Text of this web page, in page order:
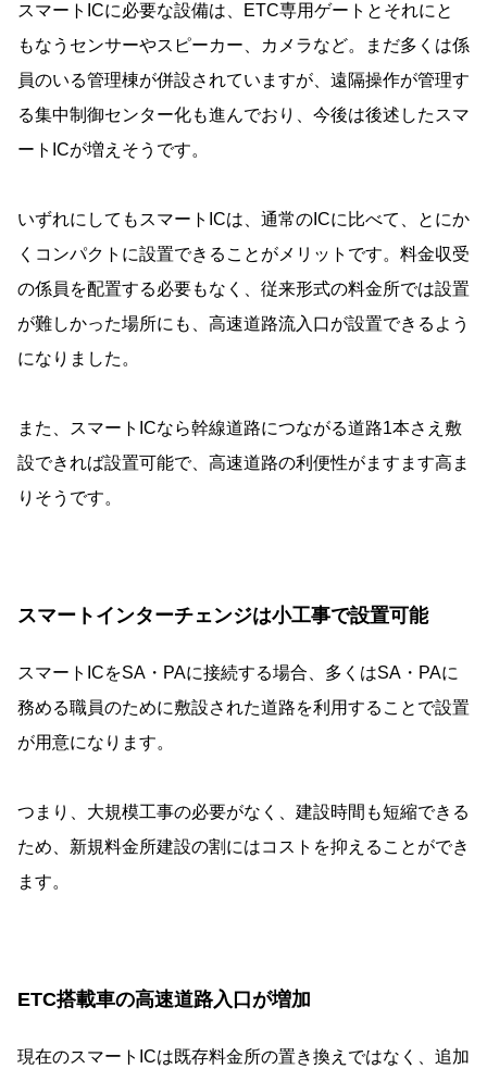
スマートICに必要な設備は、ETC専用ゲートとそれにと
もなうセンサーやスピーカー、カメラなど。まだ多くは係
員のいる管理棟が併設されていますが、遠隔操作が管理す
る集中制御センター化も進んでおり、今後は後述したスマ
ートICが増えそうです。
いずれにしてもスマートICは、通常のICに比べて、とにか
くコンパクトに設置できることがメリットです。料金収受
の係員を配置する必要もなく、従来形式の料金所では設置
が難しかった場所にも、高速道路流入口が設置できるよう
になりました。
また、スマートICなら幹線道路につながる道路1本さえ敷
設できれば設置可能で、高速道路の利便性がますます高ま
りそうです。
スマートインターチェンジは小工事で設置可能
スマートICをSA・PAに接続する場合、多くはSA・PAに
務める職員のために敷設された道路を利用することで設置
が用意になります。
つまり、大規模工事の必要がなく、建設時間も短縮できる
ため、新規料金所建設の割にはコストを抑えることができ
ます。
ETC搭載車の高速道路入口が増加
現在のスマートICは既存料金所の置き換えではなく、追加